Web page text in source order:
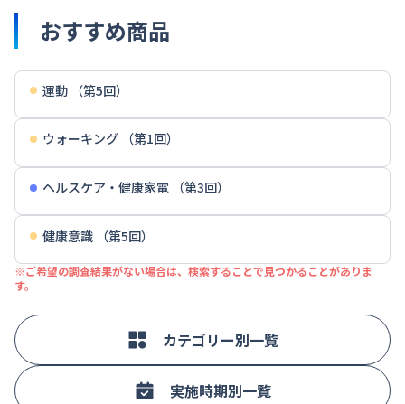
おすすめ商品
運動 （第5回）
ウォーキング （第1回）
ヘルスケア・健康家電 （第3回）
健康意識 （第5回）
※ご希望の調査結果がない場合は、検索することで見つかることがありま
す。
カテゴリー別一覧
実施時期別一覧